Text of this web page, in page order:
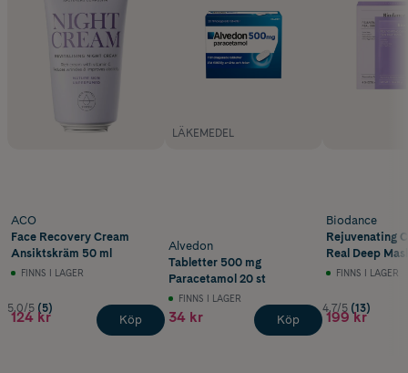
ACO
Face Recovery Cream
Ansiktskräm 50 ml
FINNS I LAGER
5.0/5 (5)
124 kr Köp
LÄKEMEDEL
Alvedon
Tabletter 500 mg
Paracetamol 20 st
FINNS I LAGER
34 kr Köp
Biodance
Rejuvenating
Real Deep
FINNS I LAGER
4.7/5 (13)
199 kr